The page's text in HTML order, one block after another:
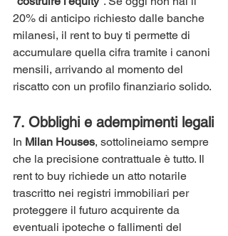
20% di anticipo richiesto dalle banche
milanesi, il rent to buy ti permette di
accumulare quella cifra tramite i canoni
mensili, arrivando al momento del
riscatto con un profilo finanziario solido.
7. Obblighi e adempimenti legali
In Milan Houses, sottolineiamo sempre
che la precisione contrattuale è tutto. Il
rent to buy richiede un atto notarile
trascritto nei registri immobiliari per
proteggere il futuro acquirente da
eventuali ipoteche o fallimenti del